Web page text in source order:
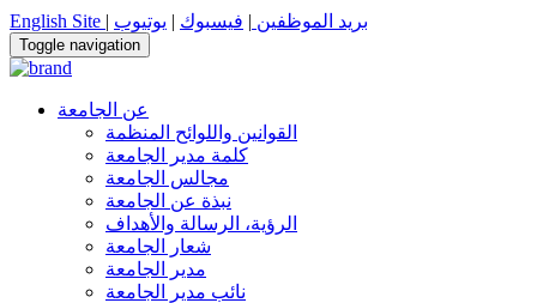
English Site | بريد الموظفين | فيسبوك | يوتيوب
Toggle navigation
عن الجامعة
القوانين واللوائح المنظمة
كلمة مدير الجامعة
مجالس الجامعة
نبذة عن الجامعة
الرؤية، الرسالة والأهداف
شعار الجامعة
مدير الجامعة
نائب مدير الجامعة